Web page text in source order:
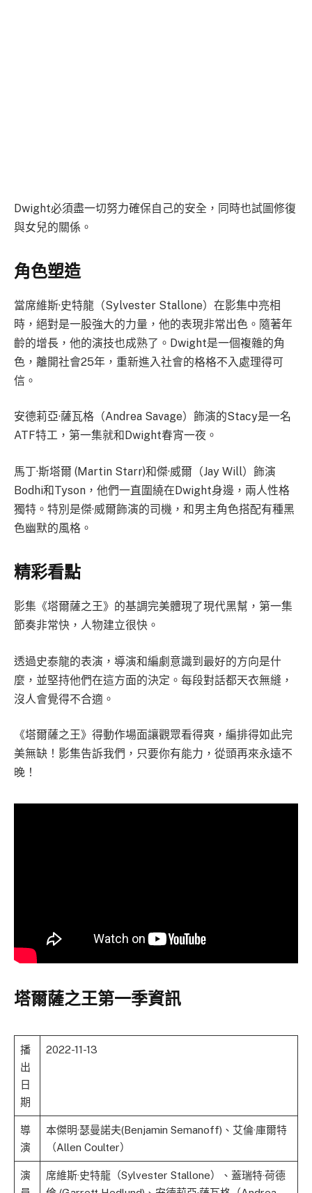
Dwight必須盡一切努力確保自己的安全，同時也試圖修復
與女兒的關係。
角色塑造
當席維斯·史特龍（Sylvester Stallone）在影集中亮相
時，絕對是一股強大的力量，他的表現非常出色。隨著年
齡的增長，他的演技也成熟了。Dwight是一個複雜的角
色，離開社會25年，重新進入社會的格格不入處理得可
信。
安德莉亞·薩瓦格（Andrea Savage）飾演的Stacy是一名
ATF特工，第一集就和Dwight春宵一夜。
馬丁·斯塔爾 (Martin Starr)和傑·威爾（Jay Will）飾演
Bodhi和Tyson，他們一直圍繞在Dwight身邊，兩人性格
獨特。特別是傑·威爾飾演的司機，和男主角色搭配有種黑
色幽默的風格。
精彩看點
影集《塔爾薩之王》的基調完美體現了現代黑幫，第一集
節奏非常快，人物建立很快。
透過史泰龍的表演，導演和編劇意識到最好的方向是什
麼，並堅持他們在這方面的決定。每段對話都天衣無縫，
沒人會覺得不合適。
《塔爾薩之王》得動作場面讓觀眾看得爽，編排得如此完
美無缺！影集告訴我們，只要你有能力，從頭再來永遠不
晚！
塔爾薩之王第一季資訊
播
出
日
期
2022-11-13
導
演
本傑明·瑟曼諾夫(Benjamin Semanoff)、艾倫·庫爾特
（Allen Coulter）
演
席維斯·史特龍（Sylvester Stallone）、蓋瑞特·荷德